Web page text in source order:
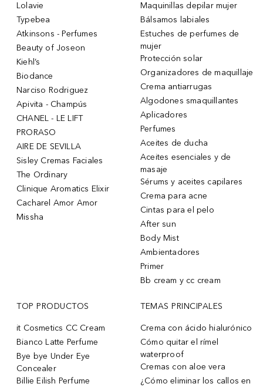
Lolavie
Typebea
Atkinsons - Perfumes
Beauty of Joseon
Kiehl’s
Biodance
Narciso Rodriguez
Apivita - Champús
CHANEL - LE LIFT
PRORASO
AIRE DE SEVILLA
Sisley Cremas Faciales
The Ordinary
Clinique Aromatics Elixir
Cacharel Amor Amor
Missha
Maquinillas depilar mujer
Bálsamos labiales
Estuches de perfumes de
mujer
Protección solar
Organizadores de maquillaje
Crema antiarrugas
Algodones smaquillantes
Aplicadores
Perfumes
Aceites de ducha
Aceites esenciales y de
masaje
Sérums y aceites capilares
Crema para acne
Cintas para el pelo
After sun
Body Mist
Ambientadores
Primer
Bb cream y cc cream
TOP PRODUCTOS
it Cosmetics CC Cream
Bianco Latte Perfume
Bye bye Under Eye
Concealer
Billie Eilish Perfume
TEMAS PRINCIPALES
Crema con ácido hialurónico
Cómo quitar el rímel
waterproof
Cremas con aloe vera
¿Cómo eliminar los callos en